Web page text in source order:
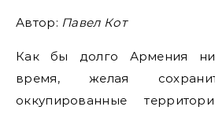
Автор: Павел Кот
Как бы долго Армения ни
время, желая
оккупированные